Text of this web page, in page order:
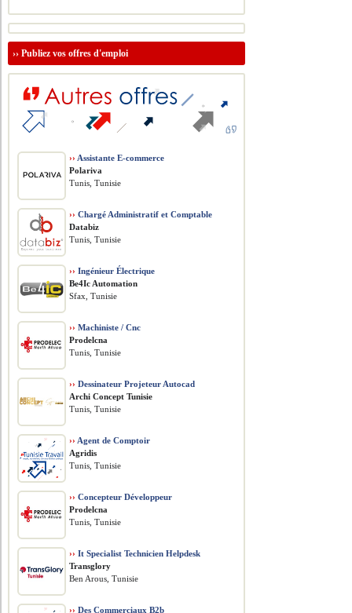
››Publiez vos offres d'emploi
›› Assistante E-commerce
Polariva
Tunis, Tunisie
›› Chargé Administratif et Comptable
Databiz
Tunis, Tunisie
›› Ingénieur Électrique
Be4Ic Automation
Sfax, Tunisie
›› Machiniste / Cnc
Prodelcna
Tunis, Tunisie
›› Dessinateur Projeteur Autocad
Archi Concept Tunisie
Tunis, Tunisie
›› Agent de Comptoir
Agridis
Tunis, Tunisie
›› Concepteur Développeur
Prodelcna
Tunis, Tunisie
›› It Specialist Technicien Helpdesk
Transglory
Ben Arous, Tunisie
›› Des Commerciaux B2b